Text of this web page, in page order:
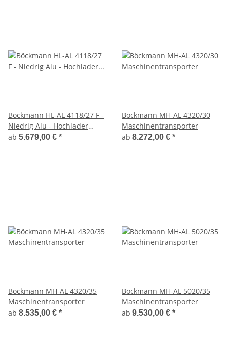
Böckmann HL-AL 4118/27 F -
Niedrig Alu - Hochlader
Anhänger Profi Paket -
ab 5.679,00 € *
Böckmann MH-AL 4320/30
Maschinentransporter
ab 8.272,00 € *
Böckmann MH-AL 4320/35
Maschinentransporter
ab 8.535,00 € *
Böckmann MH-AL 5020/35
Maschinentransporter
ab 9.530,00 € *